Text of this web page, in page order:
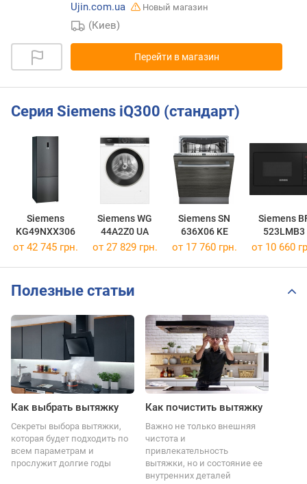
Ujin.com.ua
Новый магазин
(Киев)
Перейти в магазин
Серия Siemens iQ300 (стандарт)
Siemens
KG49NXX306
Siemens WG
44A2Z0 UA
Siemens SN
636X06 KE
Siemens
523LMB3
от 42 745 грн. от 27 829 грн. от 17 760 грн. от 10 660
Полезные статьи
Как выбрать вытяжку
Секреты выбора вытяжки,
которая будет подходить по
всем параметрам и
прослужит долгие годы
Как почистить вытяжку
Важно не только внешняя
чистота и
привлекательность
вытяжки, но и состояние ее
внутренних деталей